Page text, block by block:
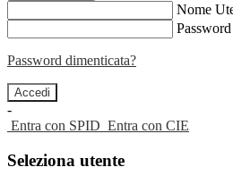
Nome
Password
Password dimenticata?
-
Entra con SPID Entra con CIE
Seleziona utente